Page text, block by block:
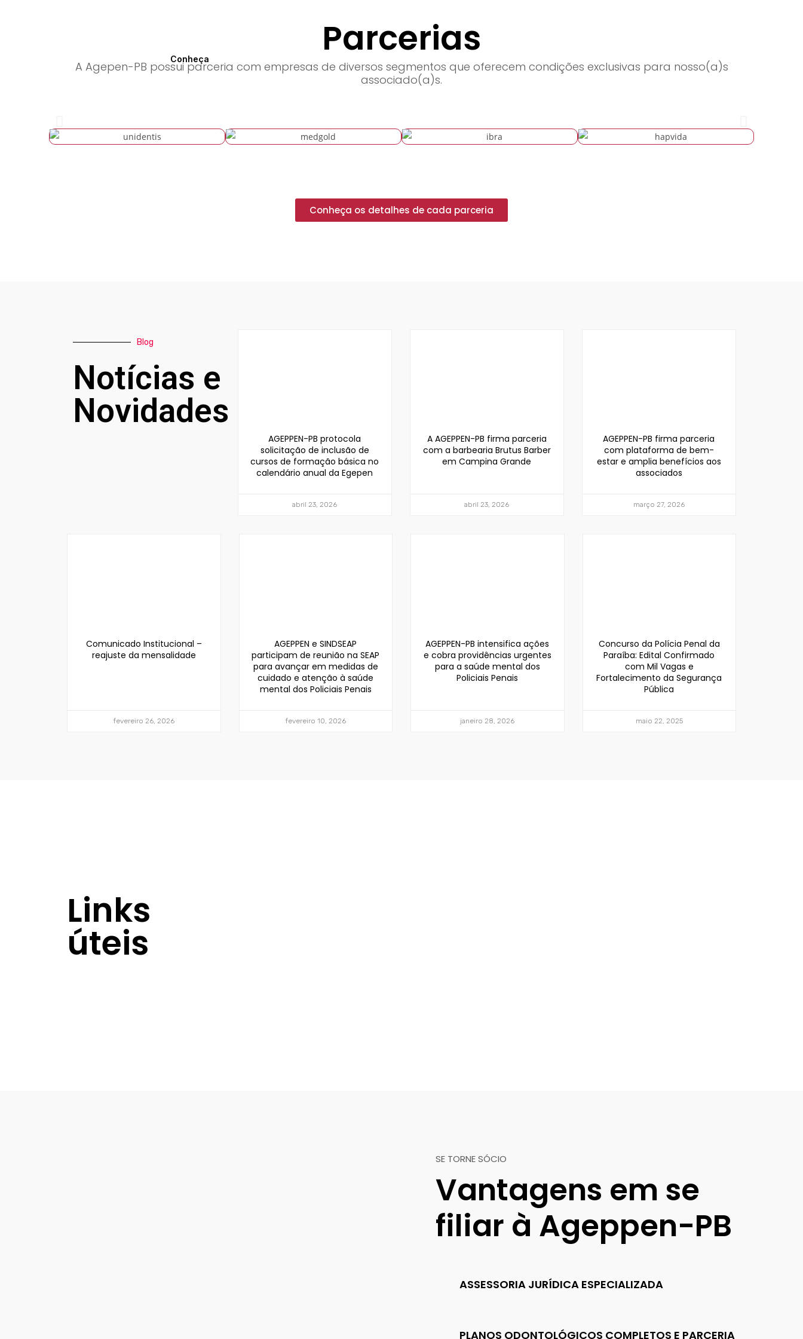
Conheça Parcerias
A Agepen-PB possui parceria com empresas de diversos segmentos que oferecem condições exclusivas para nosso(a)s
associado(a)s.
Conheça os detalhes de cada parceria
Blog
Notícias e
Novidades
AGEPPEN-PB protocola
solicitação de inclusão de
cursos de formação básica no
calendário anual da Egepen
abril 23, 2026
A AGEPPEN-PB firma parceria
com a barbearia Brutus Barber
em Campina Grande
abril 23, 2026
AGEPPEN-PB firma parceria
com plataforma de bem-
estar e amplia benefícios aos
associados
março 27, 2026
Comunicado Institucional –
reajuste da mensalidade
fevereiro 26, 2026
AGEPPEN e SINDSEAP
participam de reunião na SEAP
para avançar em medidas de
cuidado e atenção à saúde
mental dos Policiais Penais
fevereiro 10, 2026
AGEPPEN-PB intensifica ações
e cobra providências urgentes
para a saúde mental dos
Policiais Penais
janeiro 28, 2026
Concurso da Polícia Penal da
Paraíba: Edital Confirmado
com Mil Vagas e
Fortalecimento da Segurança
Pública
maio 22, 2025
Links
úteis
SE TORNE SÓCIO
Vantagens em se
filiar à Ageppen-PB
ASSESSORIA JURÍDICA ESPECIALIZADA
PLANOS ODONTOLÓGICOS COMPLETOS E PARCERIA